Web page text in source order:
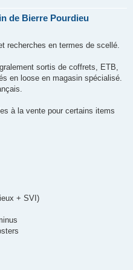
de Bierre Pourdieu
recherches en termes de scellé.
sortis de coffrets, ETB,
en loose en magasin spécialisé.
à la vente pour certains items
+ SVI)